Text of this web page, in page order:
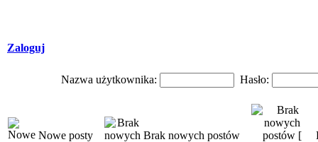
Zaloguj
Nazwa użytkownika: Hasło:
Nowe posty Brak nowych postów